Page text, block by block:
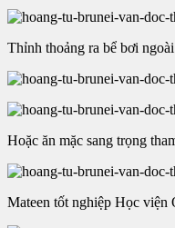
Thỉnh thoảng ra bể bơi
Hoặc ăn mặc sang trọng
Mateen tốt nghiệp Học viện